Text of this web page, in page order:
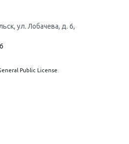
ул. Лобачева, д. 6,
Public License